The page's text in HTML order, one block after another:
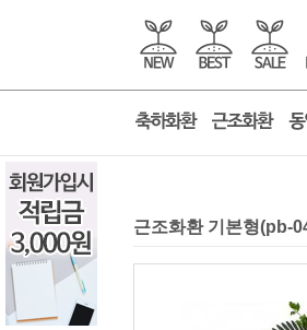
근조화환 기본형(pb-